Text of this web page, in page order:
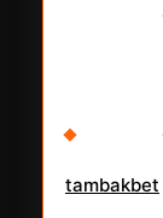
tambakbet